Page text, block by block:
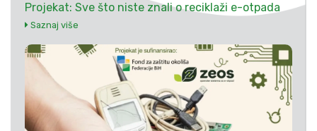
Projekat: Sve što niste znali o reciklaži e-otpada
Saznaj više